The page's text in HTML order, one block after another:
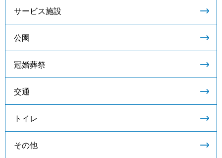
サービス施設
公園
冠婚葬祭
交通
トイレ
その他